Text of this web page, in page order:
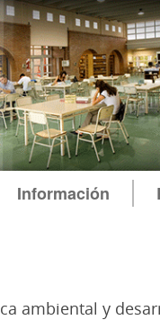
Información
ambiental y